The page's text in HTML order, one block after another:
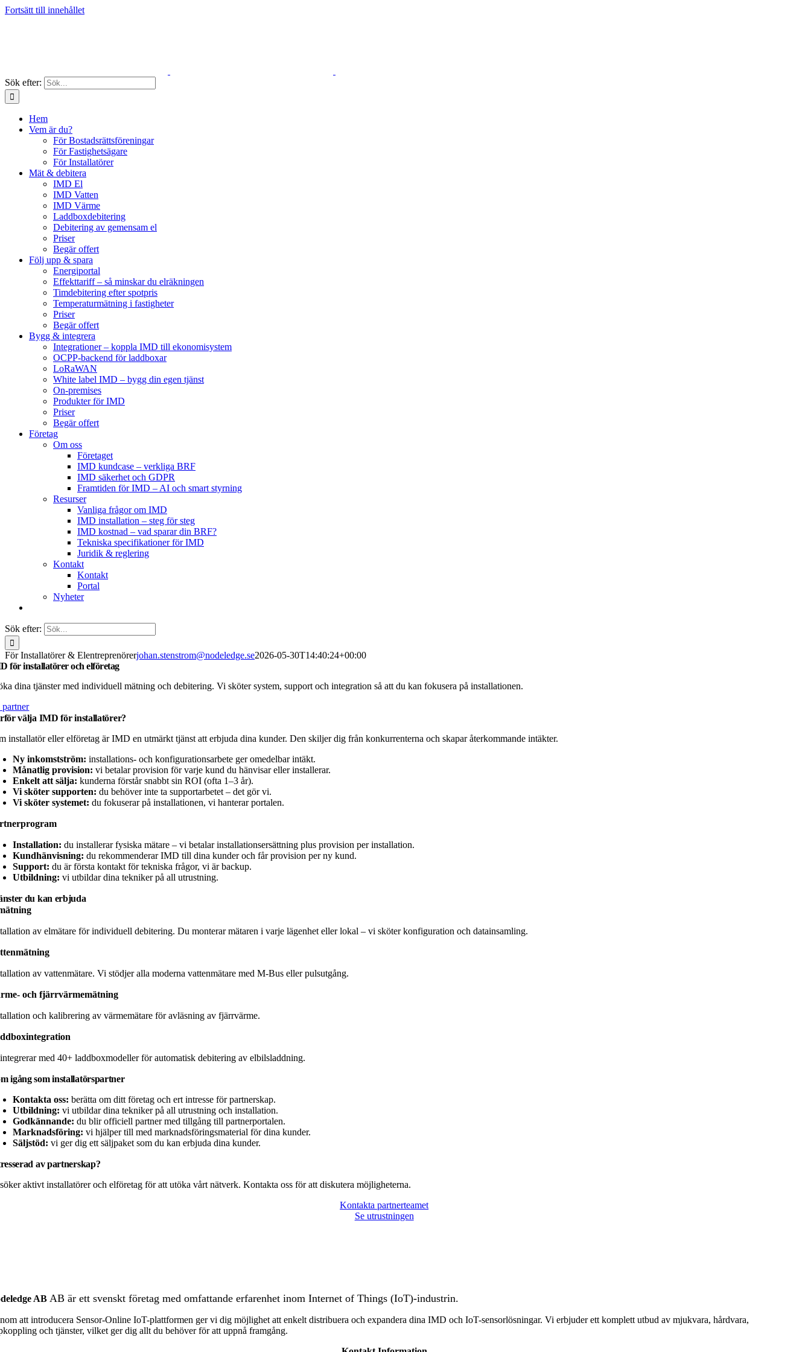
Fortsätt till innehållet
Sök efter:
Hem
Vem är du?
För Bostadsrättsföreningar
För Fastighetsägare
För Installatörer
Mät & debitera
IMD El
IMD Vatten
IMD Värme
Laddboxdebitering
Debitering av gemensam el
Priser
Begär offert
Följ upp & spara
Energiportal
Effekttariff – så minskar du elräkningen
Timdebitering efter spotpris
Temperaturmätning i fastigheter
Priser
Begär offert
Bygg & integrera
Integrationer – koppla IMD till ekonomisystem
OCPP-backend för laddboxar
LoRaWAN
White label IMD – bygg din egen tjänst
On-premises
Produkter för IMD
Priser
Begär offert
Företag
Om oss
Företaget
IMD kundcase – verkliga BRF
IMD säkerhet och GDPR
Framtiden för IMD – AI och smart styrning
Resurser
Vanliga frågor om IMD
IMD installation – steg för steg
IMD kostnad – vad sparar din BRF?
Tekniska specifikationer för IMD
Juridik & reglering
Kontakt
Kontakt
Portal
Nyheter
Sök efter:
För Installatörer & Elentreprenörerjohan.stenstrom@nodeledge.se2026-05-30T14:40:24+00:00
för installatörer och elföretag
dina tjänster med individuell mätning och debitering. Vi sköter system, support och integration så att du kan fokusera på installationen.
välja IMD för installatörer?
installatör eller elföretag är IMD en utmärkt tjänst att erbjuda dina kunder. Den skiljer dig från konkurrenterna och skapar återkommande intäkter.
Ny inkomstström: installations- och konfigurationsarbete ger omedelbar intäkt.
Månatlig provision: vi betalar provision för varje kund du hänvisar eller installerar.
Enkelt att sälja: kunderna förstår snabbt sin ROI (ofta 1–3 år).
Vi sköter supporten: du behöver inte ta supportarbetet – det gör vi.
Vi sköter systemet: du fokuserar på installationen, vi hanterar portalen.
Installation: du installerar fysiska mätare – vi betalar installationsersättning plus provision per installation.
Kundhänvisning: du rekommenderar IMD till dina kunder och får provision per ny kund.
Support: du är första kontakt för tekniska frågor, vi är backup.
Utbildning: vi utbildar dina tekniker på all utrustning.
du kan erbjuda
av elmätare för individuell debitering. Du monterar mätaren i varje lägenhet eller lokal – vi sköter konfiguration och datainsamling.
av vattenmätare. Vi stödjer alla moderna vattenmätare med M-Bus eller pulsutgång.
och fjärrvärmemätning
och kalibrering av värmemätare för avläsning av fjärrvärme.
med 40+ laddboxmodeller för automatisk debitering av elbilsladdning.
igång som installatörspartner
Kontakta oss: berätta om ditt företag och ert intresse för partnerskap.
Utbildning: vi utbildar dina tekniker på all utrustning och installation.
Godkännande: du blir officiell partner med tillgång till partnerportalen.
Marknadsföring: vi hjälper till med marknadsföringsmaterial för dina kunder.
Säljstöd: vi ger dig ett säljpaket som du kan erbjuda dina kunder.
av partnerskap?
aktivt installatörer och elföretag för att utöka vårt nätverk. Kontakta oss för att diskutera möjligheterna.
Kontakta partnerteamet
Se utrustningen
AB AB är ett svenskt företag med omfattande erfarenhet inom Internet of Things (IoT)-industrin.
att introducera Sensor-Online IoT-plattformen ger vi dig möjlighet att enkelt distribuera och expandera dina IMD och IoT-sensorlösningar. Vi erbjuder ett komplett utbud av mjukvara, hårdvara,
och tjänster, vilket ger dig allt du behöver för att uppnå framgång.